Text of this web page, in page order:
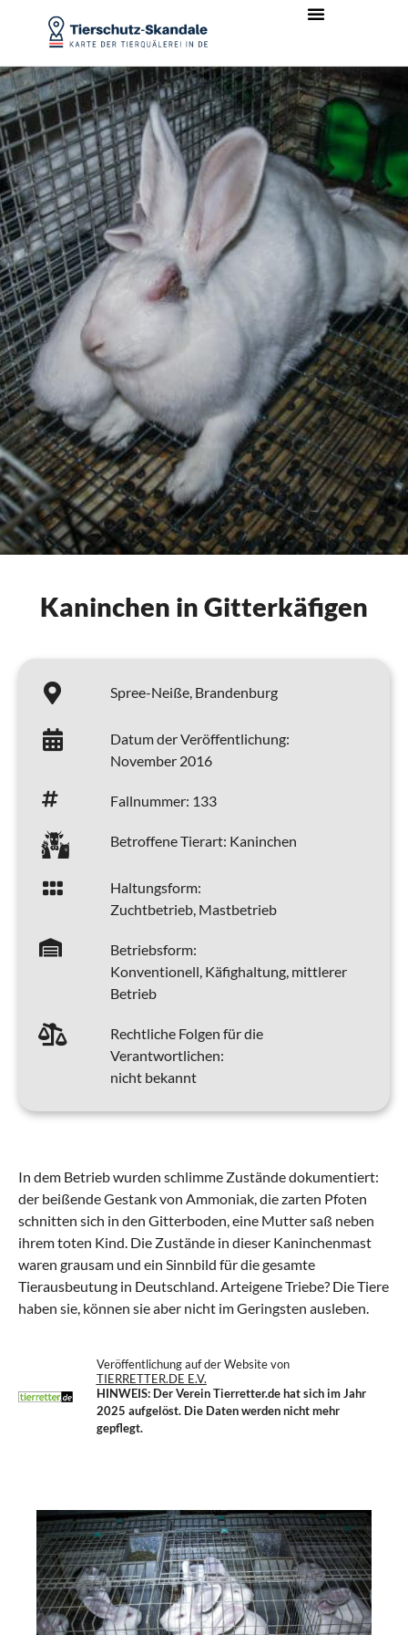
Kaninchen in Gitterkäfigen
Spree-Neiße, Brandenburg
Datum der Veröffentlichung:
November 2016
Fallnummer: 133
Betroffene Tierart: Kaninchen
Haltungsform:
Zuchtbetrieb, Mastbetrieb
Betriebsform:
Konventionell, Käfighaltung, mittlerer
Betrieb
Rechtliche Folgen für die
Verantwortlichen:
nicht bekannt
In dem Betrieb wurden schlimme Zustände dokumentiert:
der beißende Gestank von Ammoniak, die zarten Pfoten
schnitten sich in den Gitterboden, eine Mutter saß neben
ihrem toten Kind. Die Zustände in dieser Kaninchenmast
waren grausam und ein Sinnbild für die gesamte
Tierausbeutung in Deutschland. Arteigene Triebe? Die Tiere
haben sie, können sie aber nicht im Geringsten ausleben.
Veröffentlichung auf der Website von
TIERRETTER.DE E.V.
HINWEIS: Der Verein Tierretter.dehat sich im Jahr
2025 aufgelöst. Die Daten werden nicht mehr
gepflegt.